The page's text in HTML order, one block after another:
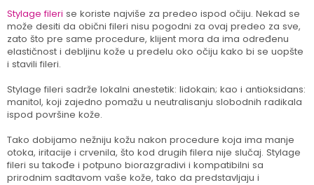
Stylage fileri se koriste najviše za predeo ispod očiju. Nekad se
može desiti da obični fileri nisu pogodni za ovaj predeo za sve,
zato što pre same procedure, klijent mora da ima određenu
elastičnost i debljinu kože u predelu oko očiju kako bi se uopšte
i stavili fileri.
Stylage fileri sadrže lokalni anestetik: lidokain; kao i antioksidans:
manitol, koji zajedno pomažu u neutralisanju slobodnih radikala
ispod površine kože.
Tako dobijamo nežniju kožu nakon procedure koja ima manje
otoka, iritacije i crvenila, što kod drugih filera nije slučaj. Stylage
fileri su takođe i potpuno biorazgradivi i kompatibilni sa
prirodnim sadtavom vaše kože, tako da predstavljaju i